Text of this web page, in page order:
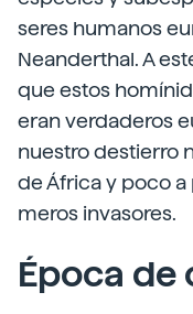
seres humanos
Neanderthal. A
que estos
eran verdaderos
nuestro destierro
de África y poco a
meros invasores.
Época de